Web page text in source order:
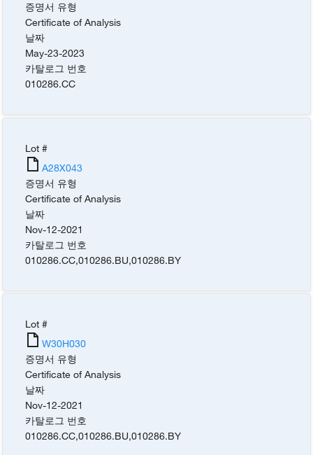
증명서 유형
Certificate of Analysis
날짜
May-23-2023
카탈로그 번호
010286.CC
Lot #
A28X043
증명서 유형
Certificate of Analysis
날짜
Nov-12-2021
카탈로그 번호
010286.CC,010286.BU,010286.BY
Lot #
W30H030
증명서 유형
Certificate of Analysis
날짜
Nov-12-2021
카탈로그 번호
010286.CC,010286.BU,010286.BY